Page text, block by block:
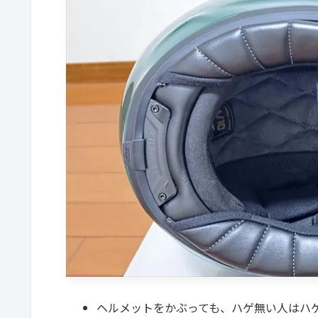
ヘルメットをかぶっても、ハゲ無い人はハ